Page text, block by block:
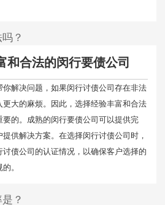
和合法的闵行要债公司
解决问题，如果闵行讨债公司存在非法
大的麻烦。因此，选择经验丰富和合法
的。成熟的闵行要债公司可以提供完
供解决方案。在选择闵行讨债公司时，
债公司的认证情况，以确保客户选择的
。